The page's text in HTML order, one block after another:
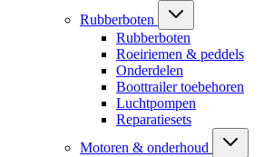
Rubberboten
Rubberboten
Roeiriemen & peddels
Onderdelen
Boottrailer toebehoren
Luchtpompen
Reparatiesets
Motoren & onderhoud